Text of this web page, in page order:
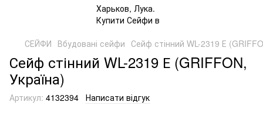
СЕЙФИ Вбудовані сейфи Сейф стінний WL-2319 Е
Сейф стінний WL-2319 Е (GRIFFON,
Україна)
Артикул: 4132394 Написати відгук